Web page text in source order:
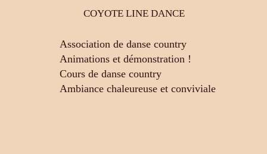
COYOTE LINE DANCE
Association de danse country
Animations et démonstration !
Cours de danse country
Ambiance chaleureuse et conviviale